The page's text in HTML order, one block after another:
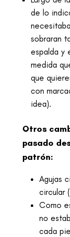
de lo
sobraran
espalda y
medida
que
con
idea).
Otros
pasado
patrón:
Agujas
circular
Como
no
cada